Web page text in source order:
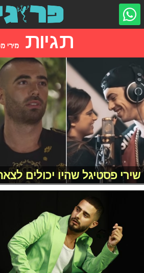
תגיות מירי
שירי פסטיגל שהיו יכולים